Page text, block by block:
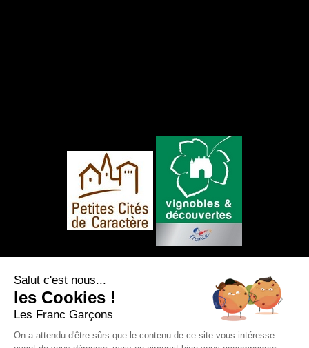
Salut c'est nous...
les Cookies !
Les Franc Garçons
On a attendu d'être sûrs que le contenu de ce site vous intéresse